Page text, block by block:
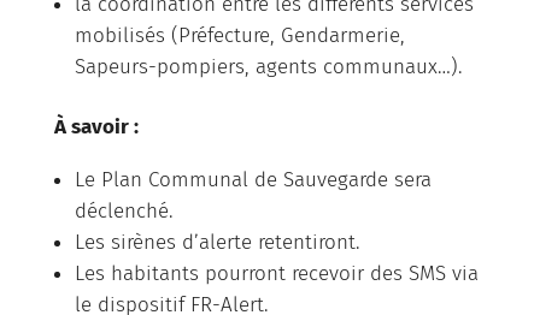
mobilisés (Préfecture, Gendarmerie,
Sapeurs-pompiers, agents communaux…).
À savoir :
Le Plan Communal de Sauvegarde sera
déclenché.
Les sirènes d’alerte retentiront.
Les habitants pourront recevoir des SMS via
le dispositif FR-Alert.